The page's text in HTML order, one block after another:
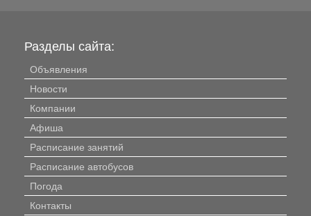
Разделы сайта:
Объявления
Новости
Компании
Афиша
Расписание занятий
Расписание автобусов
Погода
Контакты